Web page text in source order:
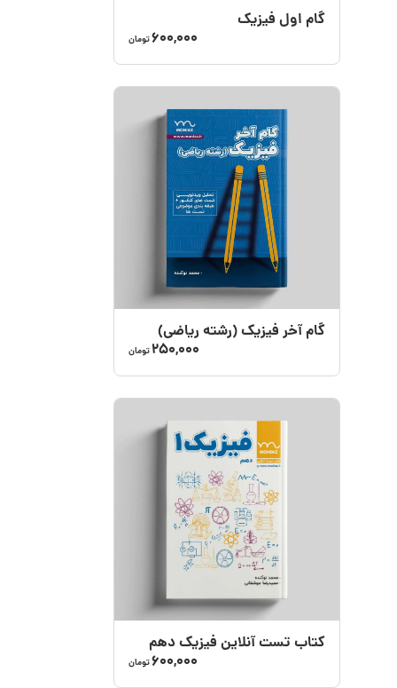
گام‌ اول فیزیک
600,000تومان
گام‌ آخر فیزیک (رشته ریاضی)
250,000 تومان
کتاب تست آنلاین فیزیک دهم
600,000تومان